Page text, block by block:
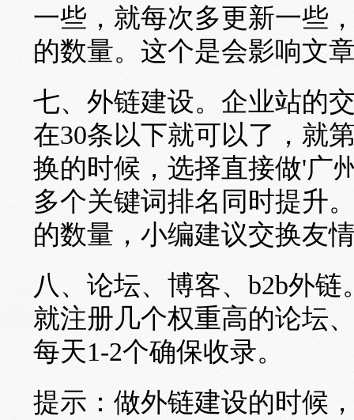
一些，就每次多更新一些
的数量。这个是会影响文
七、外链建设。企业站的
在30条以下就可以了，就
换的时候，选择直接做'广
多个关键词排名同时提升
的数量，小编建议交换友
八、论坛、博客、b2b外
就注册几个权重高的论坛
每天1-2个确保收录。
提示：做外链建设的时候